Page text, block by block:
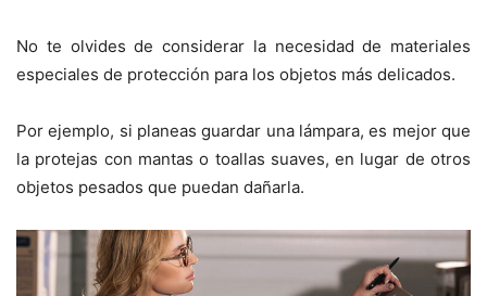
No te olvides de considerar la necesidad de materiales
especiales de protección para los objetos más delicados.
Por ejemplo, si planeas guardar una lámpara, es mejor que
la protejas con mantas o toallas suaves, en lugar de otros
objetos pesados que puedan dañarla.